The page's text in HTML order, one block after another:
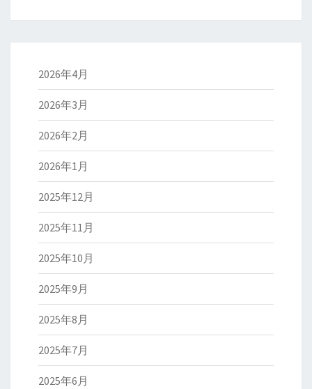
2026年4月
2026年3月
2026年2月
2026年1月
2025年12月
2025年11月
2025年10月
2025年9月
2025年8月
2025年7月
2025年6月